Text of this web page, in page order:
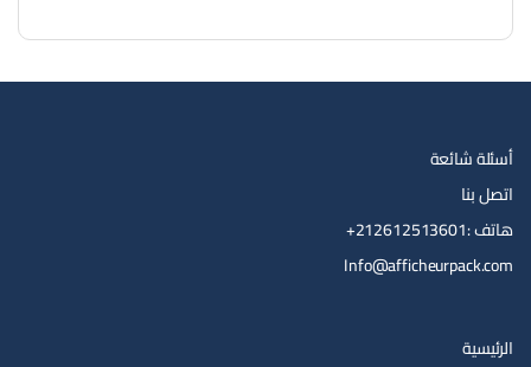
أسئلة شائعة
اتصل بنا
هاتف :212612513601+
Info@afficheurpack.com
الرئيسية